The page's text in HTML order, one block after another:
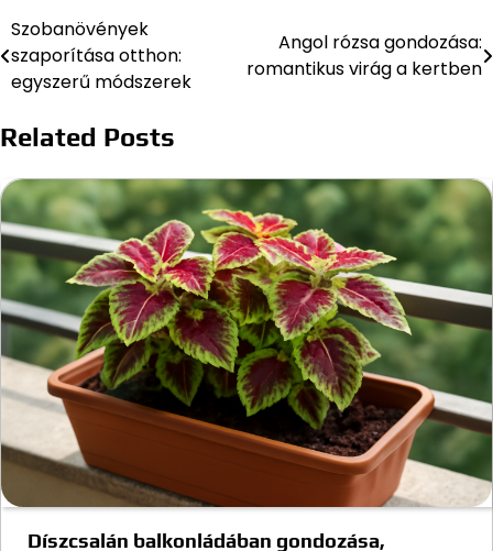
Bejegyzés
navigáció
Szobanövények
szaporítása otthon:
egyszerű módszerek
Angol rózsa gondozása:
romantikus virág a kertben
Related Posts
Díszcsalán balkonládában gondozása,